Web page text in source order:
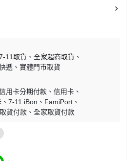
11取貨
全家超商取貨
遞
實體門市取貨
用卡分期付款
信用卡
7-11 iBon
FamiPort
貨付款 全家取貨付款